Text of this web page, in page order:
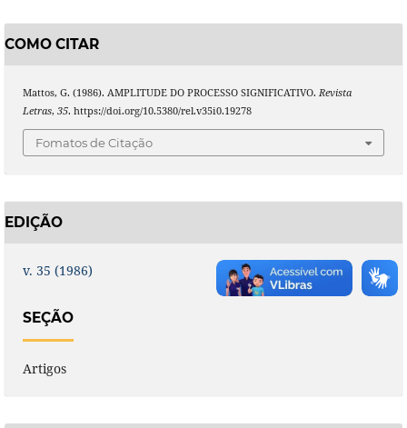
COMO CITAR
Mattos, G. (1986). AMPLITUDE DO PROCESSO SIGNIFICATIVO. Revista
Letras, 35. https://doi.org/10.5380/rel.v35i0.19278
Fomatos de Citação
EDIÇÃO
v. 35 (1986)
SEÇÃO
Artigos